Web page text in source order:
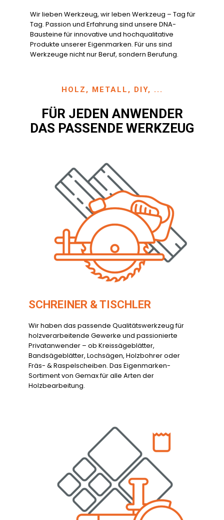
Wir lieben Werkzeug, wir leben Werkzeug – Tag für
Tag. Passion und Erfahrung sind unsere DNA-
Bausteine für innovative und hochqualitative
Produkte unserer Eigenmarken. Für uns sind
Werkzeuge nicht nur Beruf, sondern Berufung.
HOLZ, METALL, DIY, ...
FÜR JEDEN ANWENDER
DAS PASSENDE WERKZEUG
SCHREINER & TISCHLER
Wir haben das passende Qualitätswerkzeug für
holzverarbeitende Gewerke und passionierte
Privatanwender – ob Kreissägeblätter,
Bandsägeblätter, Lochsägen, Holzbohrer oder
Fräs- & Raspelscheiben. Das Eigenmarken-
Sortiment von Gemax für alle Arten der
Holzbearbeitung.